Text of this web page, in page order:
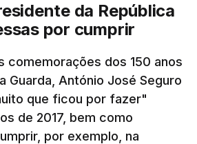
da República
por cumprir
comemorações dos 150 anos
Guarda, António José Seguro
que ficou por fazer"
de 2017, bem como
por exemplo, na